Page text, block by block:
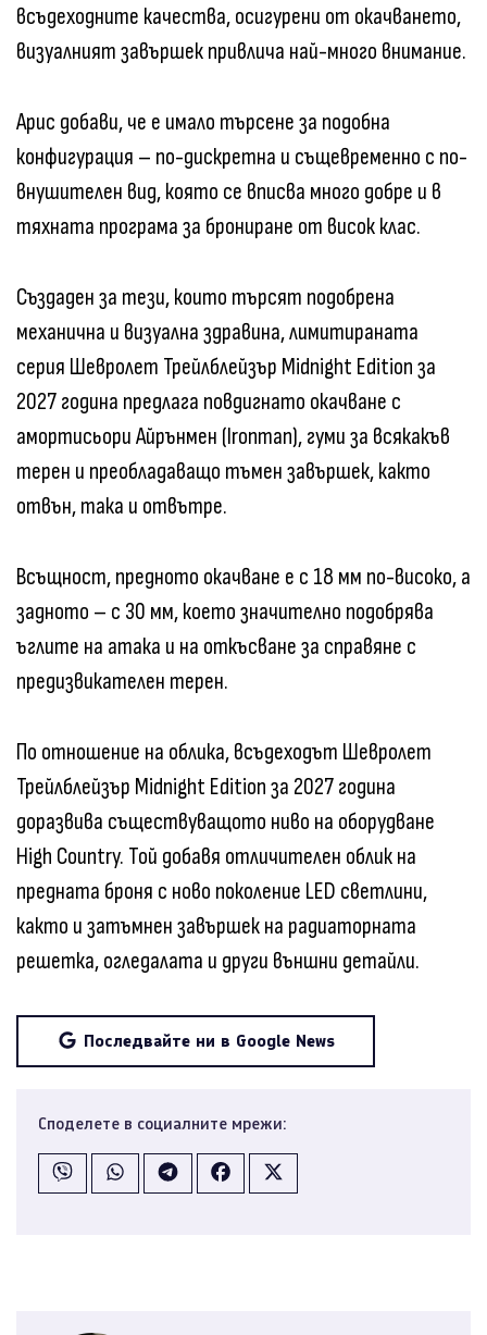
всъдеходните качества, осигурени от окачването,
визуалният завършек привлича най-много внимание.
Арис добави, че е имало търсене за подобна
конфигурация – по-дискретна и същевременно с по-
внушителен вид, която се вписва много добре и в
тяхната програма за брониране от висок клас.
Създаден за тези, които търсят подобрена
механична и визуална здравина, лимитираната
серия Шевролет Трейлблейзър Midnight Edition за
2027 година предлага повдигнато окачване с
амортисьори Айрънмен (Ironman), гуми за всякакъв
терен и преобладаващо тъмен завършек, както
отвън, така и отвътре.
Всъщност, предното окачване е с 18 мм по-високо, а
задното – с 30 мм, което значително подобрява
ъглите на атака и на откъсване за справяне с
предизвикателен терен.
По отношение на облика, всъдеходът Шевролет
Трейлблейзър Midnight Edition за 2027 година
доразвива съществуващото ниво на оборудване
High Country. Той добавя отличителен облик на
предната броня с ново поколение LED светлини,
както и затъмнен завършек на радиаторната
решетка, огледалата и други външни детайли.
Последвайте ни в Google News
Споделете в социалните мрежи: